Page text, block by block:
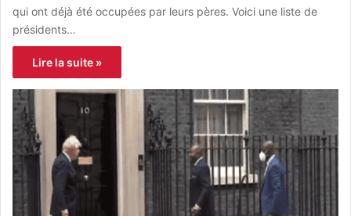
qui ont déjà été occupées par leurs pères. Voici une liste de
présidents…
Lire la suite »